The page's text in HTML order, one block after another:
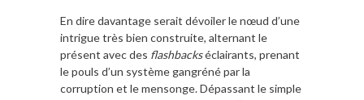
En dire davantage serait dévoiler le nœud d’une
intrigue très bien construite, alternant le
présent avec des flashbackséclairants, prenant
le pouls d’un système gangréné par la
corruption et le mensonge. Dépassant le simple